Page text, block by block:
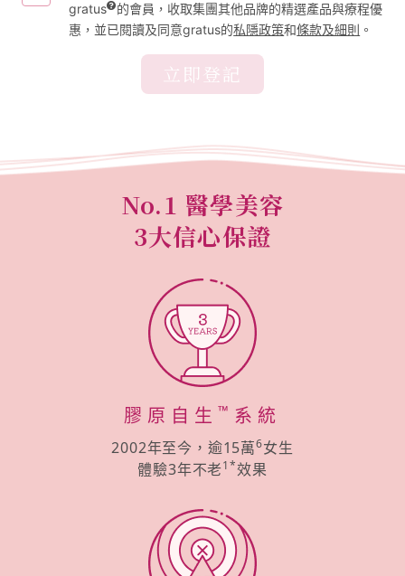
gratus
的會員，收取集團其他品牌的精選產品與療程優
惠，並已閱讀及同意gratus的私隱政策和條款及細則 。
立即登記
No.1 醫學美容
3大信心保證
膠原自生 ™ 系統
2002年至今，逾15萬6女生
體驗3年不老1*效果